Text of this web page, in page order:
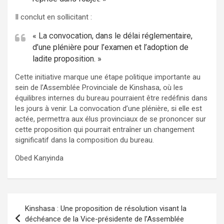
Il conclut en sollicitant :
« La convocation, dans le délai réglementaire,
d’une plénière pour l’examen et l’adoption de
ladite proposition. »
Cette initiative marque une étape politique importante au
sein de l’Assemblée Provinciale de Kinshasa, où les
équilibres internes du bureau pourraient être redéfinis dans
les jours à venir. La convocation d’une plénière, si elle est
actée, permettra aux élus provinciaux de se prononcer sur
cette proposition qui pourrait entraîner un changement
significatif dans la composition du bureau.
Obed Kanyinda
de
Kinshasa : Une proposition de résolution visant la
déchéance de la Vice-présidente de l’Assemblée